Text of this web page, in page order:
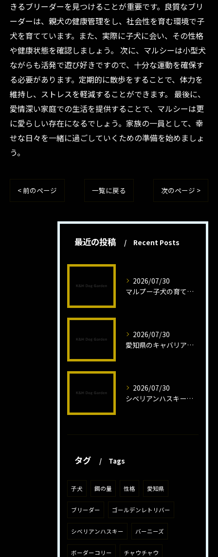
きるブリーダーを見つけることが重要です。良質なブリ
ーダーは、親犬の健康管理をし、社会性を育む環境で子
犬を育てています。また、実際に子犬に会い、その性格
や健康状態を確認しましょう。 次に、マルシーは小型犬
ながらも活発で遊び好きですので、十分な運動を確保す
る必要があります。定期的に散歩をすることで、体力を
維持し、ストレスを軽減することができます。 最後に、
愛情深い家庭での生活を提供することで、マルシーは更
に愛らしい存在になるでしょう。家族の一員として、幸
せな日々を一緒に過ごしていくための準備を始めましょ
う。
< 前のページ 一覧に戻る 次のページ >
最近の投稿 Recent Posts
2026/07/30
マルプー子犬の育て方と魅力解説
2026/07/30
愛知県のキャバリア子犬の魅力秘話
2026/07/30
シベリアンハスキー子犬の魅力と飼育法
タグ Tags
子犬 餌の量 性格 愛知県
ブリーダー ゴールデンレトリバー
シベリアンハスキー バーニーズ
ボーダーコリー チャウチャウ